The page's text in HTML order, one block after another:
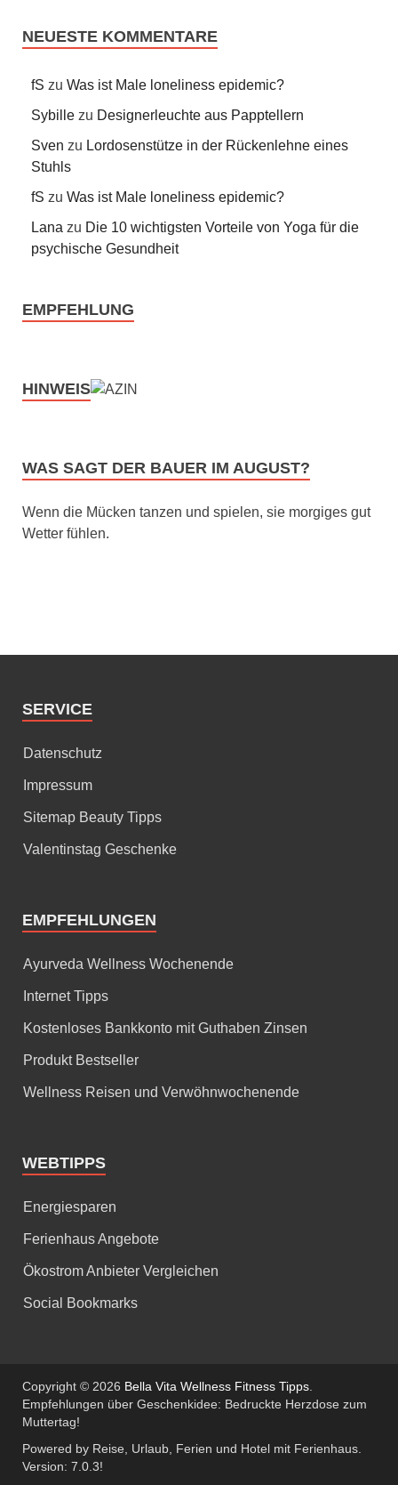
NEUESTE KOMMENTARE
fS zu Was ist Male loneliness epidemic?
Sybille zu Designerleuchte aus Papptellern
Sven zu Lordosenstütze in der Rückenlehne eines
Stuhls
fS zu Was ist Male loneliness epidemic?
Lana zu Die 10 wichtigsten Vorteile von Yoga für die
psychische Gesundheit
EMPFEHLUNG
HINWEIS
WAS SAGT DER BAUER IM AUGUST?
Wenn die Mücken tanzen und spielen, sie morgiges gut
Wetter fühlen.
SERVICE
Datenschutz
Impressum
Sitemap Beauty Tipps
Valentinstag Geschenke
EMPFEHLUNGEN
Ayurveda Wellness Wochenende
Internet Tipps
Kostenloses Bankkonto mit Guthaben Zinsen
Produkt Bestseller
Wellness Reisen und Verwöhnwochenende
WEBTIPPS
Energiesparen
Ferienhaus Angebote
Ökostrom Anbieter Vergleichen
Social Bookmarks
Copyright © 2026 Bella Vita Wellness Fitness Tipps.
Empfehlungen über Geschenkidee: Bedruckte Herzdose zum
Muttertag!
Powered by Reise, Urlaub, Ferien und Hotel mit Ferienhaus.
Version: 7.0.3!